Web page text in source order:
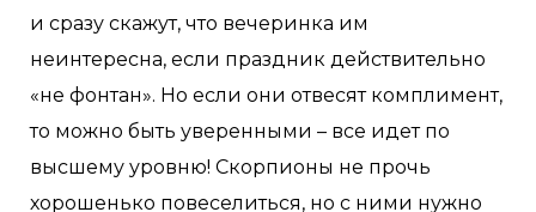
и сразу скажут, что вечеринка им
неинтересна, если праздник действительно
«не фонтан». Но если они отвесят комплимент,
то можно быть уверенными – все идет по
высшему уровню! Скорпионы не прочь
хорошенько повеселиться, но с ними нужно